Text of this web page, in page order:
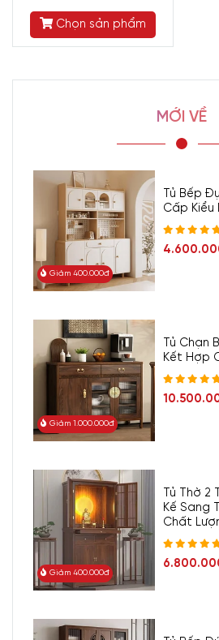
Chọn sản phẩm
MỚI VỀ
Giảm 400.000đ
Tủ Bếp
Cấp Kiểu
Giảm 1.000.000đ
Tủ Chạn
Kết Hợp
Giảm 400.000đ
Tủ Thờ
Kế Sang
Chất